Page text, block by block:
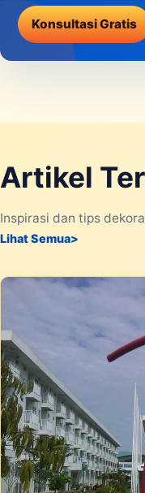
Konsultasi Gratis
Artikel
Inspirasi dan tips
Lihat Semua